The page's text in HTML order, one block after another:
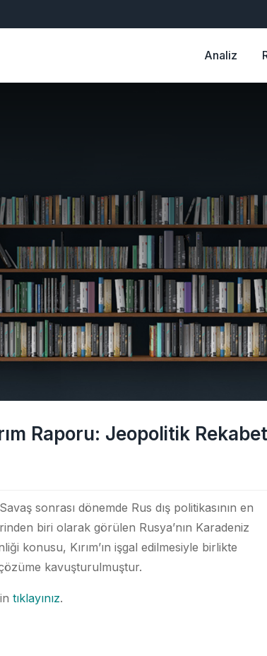
Analiz
Raporu: Jeopolitik
sonrası dönemde Rus dış politikasının en
biri olarak görülen Rusya’nın Karadeniz
konusu, Kırım’ın işgal edilmesiyle birlikte
kavuşturulmuştur.
tıklayınız.